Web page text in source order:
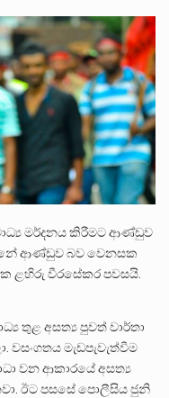
2011 වසරේදී දේශපාලන හා මානව හිමිකම් ක්‍රියාකාරීන් වන ලලිත්කුමාර් වීරරාජ් සහ කුගන් මුරුගානන්දන් යාපනයේදී අතුරුදන්…
ගොවියන්ගේ ප්‍රශ්න, ධීවරයන්ගේ ප්‍රශ්න, සෞඛය ප්‍රශ්න, වැටු ප්‍ර්ශ්න, රැකියා විරහිත ප්‍රශ්න මේ සියලු ප්‍රශ්නවලට තනි…
මර්දනය කිරීමට ආණ්ඩුව
ආණ්ඩුව බව වෙනසක
ළහිරු වීරසේකර පවසයි.
තුළ අසත්‍ය පුවත් වාර්තා
මැඩපැවැත්වීම
වන ආකාරයේ අසත්‍ය
ඊට පසසේ පොලීසිය ජුනි